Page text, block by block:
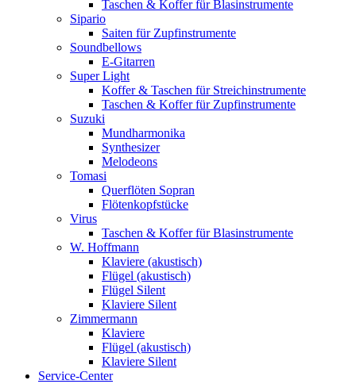
Taschen & Koffer für Blasinstrumente
Sipario
Saiten für Zupfinstrumente
Soundbellows
E-Gitarren
Super Light
Koffer & Taschen für Streichinstrumente
Taschen & Koffer für Zupfinstrumente
Suzuki
Mundharmonika
Synthesizer
Melodeons
Tomasi
Querflöten Sopran
Flötenkopfstücke
Virus
Taschen & Koffer für Blasinstrumente
W. Hoffmann
Klaviere (akustisch)
Flügel (akustisch)
Flügel Silent
Klaviere Silent
Zimmermann
Klaviere
Flügel (akustisch)
Klaviere Silent
Service-Center